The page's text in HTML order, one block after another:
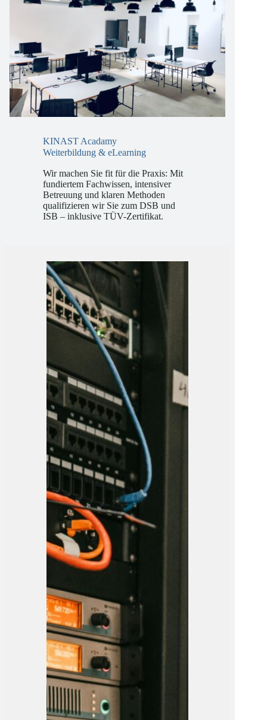
KINAST Acadamy
Wir machen Sie fit für die Praxis: Mit
fundiertem Fachwissen, intensiver
Betreuung und klaren Methoden
qualifizieren wir Sie zum DSB und